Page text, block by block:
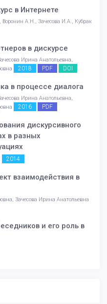
в Интернете
А.Н., Зачесова И.А., Кубрак
в дискурсе
Ирина Анатольевна,
2018 PDF DOI
в процессе диалога
Ирина Анатольевна,
2016 PDF
дискурсивного
в разных
2014
взаимодействия в
Зачесова Ирина Анатольевна
и его роль в